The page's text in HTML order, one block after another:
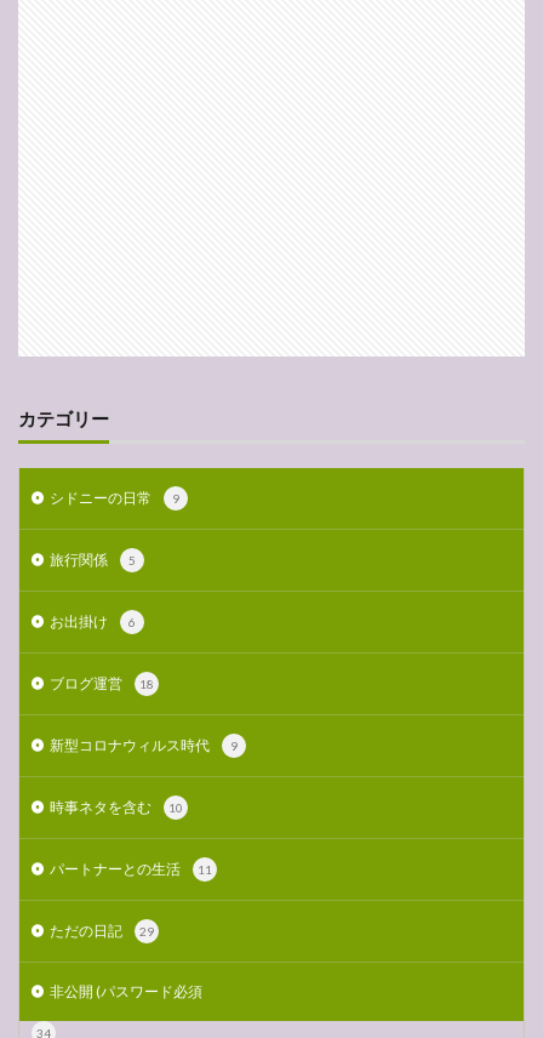
カテゴリー
シドニーの日常 9
旅行関係 5
お出掛け 6
ブログ運営 18
新型コロナウィルス時代 9
時事ネタを含む 10
パートナーとの生活 11
ただの日記 29
非公開 (パスワード必須
34